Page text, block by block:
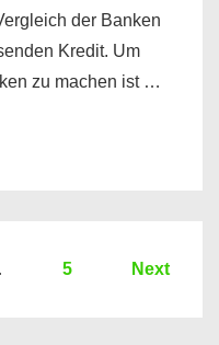
der Banken
Kredit. Um
zu machen ist …
5 Next